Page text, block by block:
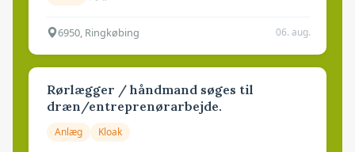
6950, Ringkøbing 06. aug.
Rørlægger / håndmand søges til
dræn/entreprenørarbejde.
Anlæg Kloak